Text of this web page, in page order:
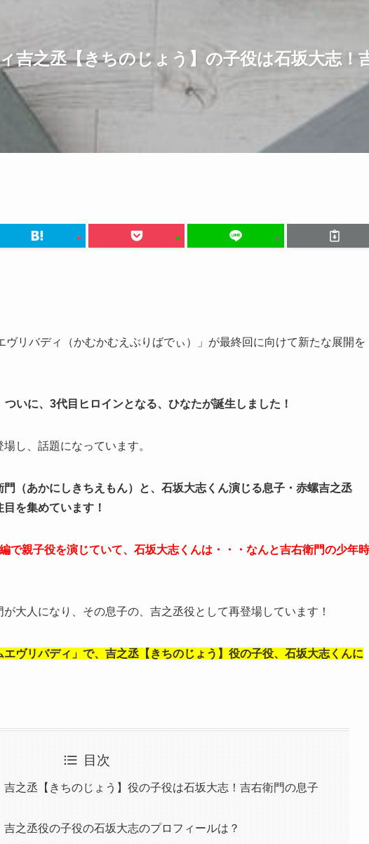
吉之丞【きちのじょう】の子役は石坂大志！
リバディ（かむかむえぶりばでぃ）」が最終回に向けて新たな展開を
いに、3代目ヒロインとなる、ひなたが誕生しました！
し、話題になっています。
（あかにしきちえもん）と、石坂大志くん演じる息子・赤螺吉之丞
を集めています！
で親子役を演じていて、石坂大志くんは・・・なんと吉右衛門の少年時
大人になり、その息子の、吉之丞役として再登場しています！
ヴリバディ」で、吉之丞【きちのじょう】役の子役、石坂大志くんに
目次
吉之丞【きちのじょう】役の子役は石坂大志！吉右衛門の息子
吉之丞役の子役の石坂大志のプロフィールは？